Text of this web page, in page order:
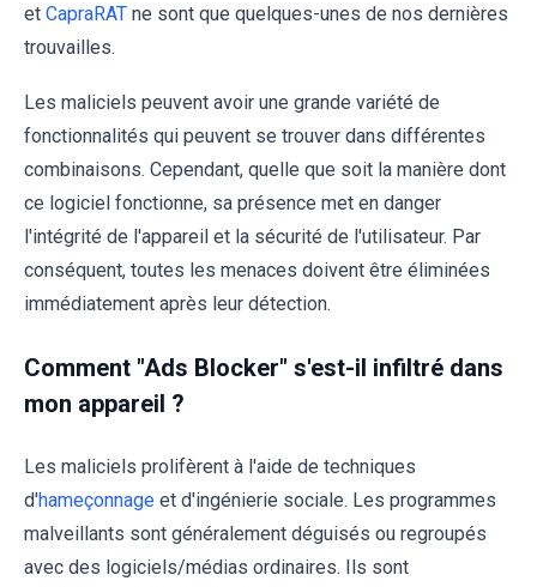
et CapraRAT ne sont que quelques-unes de nos dernières
trouvailles.
Les maliciels peuvent avoir une grande variété de
fonctionnalités qui peuvent se trouver dans différentes
combinaisons. Cependant, quelle que soit la manière dont
ce logiciel fonctionne, sa présence met en danger
l'intégrité de l'appareil et la sécurité de l'utilisateur. Par
conséquent, toutes les menaces doivent être éliminées
immédiatement après leur détection.
Comment "Ads Blocker" s'est-il infiltré dans
mon appareil ?
Les maliciels prolifèrent à l'aide de techniques
d'hameçonnage et d'ingénierie sociale. Les programmes
malveillants sont généralement déguisés ou regroupés
avec des logiciels/médias ordinaires. Ils sont